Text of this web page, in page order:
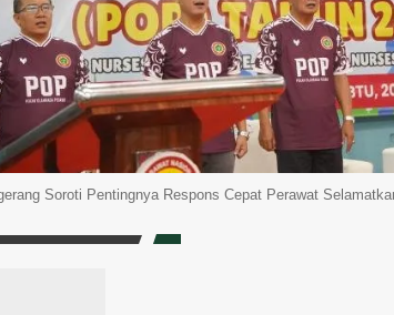
Soroti Pentingnya Respons Cepat Perawat